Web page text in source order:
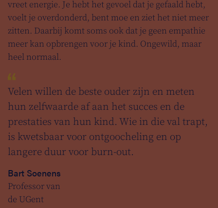
vreet energie. Je hebt het gevoel dat je gefaald hebt,
voelt je overdonderd, bent moe en ziet het niet meer
zitten. Daarbij komt soms ook dat je geen empathie
meer kan opbrengen voor je kind. Ongewild, maar
heel normaal.
Bart Soenens
Professor van
de UGent
Velen willen de beste ouder zijn en meten
hun zelfwaarde af aan het succes en de
prestaties van hun kind. Wie in die val trapt,
is kwetsbaar voor ontgoocheling en op
langere duur voor burn-out.